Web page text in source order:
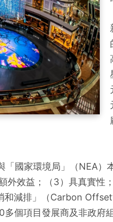
「國家環境局」（NEA
外效益；（3）具真實
和減排」（Carbon
個項目發展商及非政